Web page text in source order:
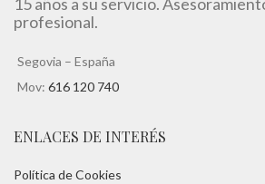
profesional.
Segovia – España
Mov: 616 120 740
ENLACES DE INTERÉS
Política de Cookies